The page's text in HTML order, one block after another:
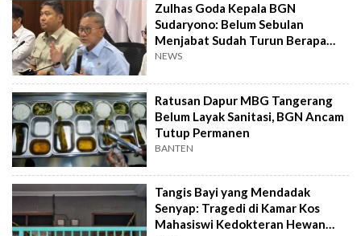
Zulhas Goda Kepala BGN
Sudaryono: Belum Sebulan
Menjabat Sudah Turun Berapa
Kilo?
NEWS
Ratusan Dapur MBG Tangerang
Belum Layak Sanitasi, BGN Ancam
Tutup Permanen
BANTEN
Tangis Bayi yang Mendadak
Senyap: Tragedi di Kamar Kos
Mahasiswi Kedokteran Hewan